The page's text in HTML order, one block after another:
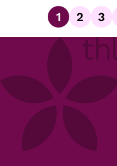
Sivu
1
Sivu
2 3